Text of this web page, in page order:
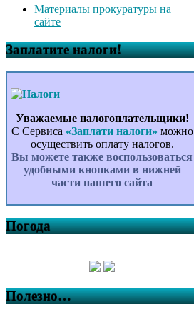
Материалы прокуратуры на
сайте
Заплатите налоги!
Уважаемые налогоплательщики!
С Сервиса «Заплати налоги» можно
осуществить оплату налогов.
Вы можете также воспользоваться
удобными кнопками в нижней
части нашего сайта
Погода
Полезно…